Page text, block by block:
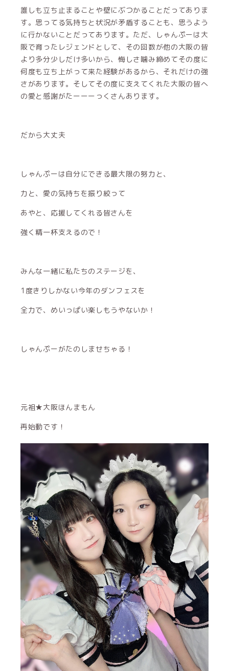
誰しも立ち止まることや壁にぶつかることだってありま
す。思ってる気持ちと状況が矛盾することも、思うよう
に行かないことだってあります。ただ、しゃんぷーは大
阪で育ったレジェンドとして、その回数が他の大阪の皆
より多分少しだけ多いから、悔しさ噛み締めてその度に
何度も立ち上がって来た経験があるから、それだけの強
さがあります。そしてその度に支えてくれた大阪の皆へ
の愛と感謝がたーーーっくさんあります。
だから大丈夫
しゃんぷーは自分にできる最大限の努力と、
力と、愛の気持ちを振り絞って
あやと、応援してくれる皆さんを
強く精一杯支えるので！
みんな一緒に私たちのステージを、
1度きりしかない今年のダンフェスを
全力で、めいっぱい楽しもうやないか！
しゃんぷーがたのしませちゃる！
元祖★大阪ほんまもん
再始動です！